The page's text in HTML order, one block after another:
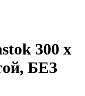
300 х
БЕЗ